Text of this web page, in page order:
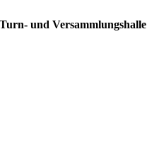
und